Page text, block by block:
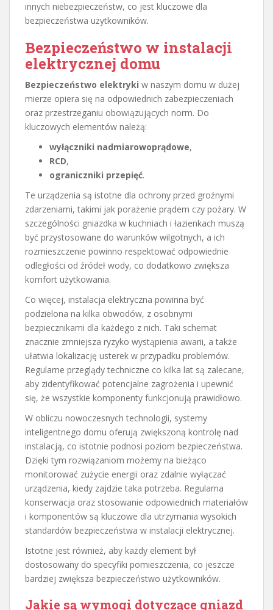
innych niebezpieczeństw, co jest kluczowe dla
bezpieczeństwa użytkowników.
Bezpieczeństwo w instalacji
elektrycznej domu
Bezpieczeństwo elektryki w naszym domu w dużej
mierze opiera się na odpowiednich zabezpieczeniach
oraz przestrzeganiu obowiązujących norm. Do
kluczowych elementów należą:
wyłączniki nadmiarowoprądowe,
RCD,
ograniczniki przepięć.
Te urządzenia są istotne dla ochrony przed groźnymi
zdarzeniami, takimi jak porażenie prądem czy pożary. W
szczególności gniazdka w kuchniach i łazienkach muszą
być przystosowane do warunków wilgotnych, a ich
rozmieszczenie powinno respektować odpowiednie
odległości od źródeł wody, co dodatkowo zwiększa
komfort użytkowania.
Co więcej, instalacja elektryczna powinna być
podzielona na kilka obwodów, z osobnymi
bezpiecznikami dla każdego z nich. Taki schemat
znacznie zmniejsza ryzyko wystąpienia awarii, a także
ułatwia lokalizację usterek w przypadku problemów.
Regularne przeglądy techniczne co kilka lat są zalecane,
aby zidentyfikować potencjalne zagrożenia i upewnić
się, że wszystkie komponenty funkcjonują prawidłowo.
W obliczu nowoczesnych technologii, systemy
inteligentnego domu oferują zwiększoną kontrolę nad
instalacją, co istotnie podnosi poziom bezpieczeństwa.
Dzięki tym rozwiązaniom możemy na bieżąco
monitorować zużycie energii oraz zdalnie wyłączać
urządzenia, kiedy zajdzie taka potrzeba. Regularna
konserwacja oraz stosowanie odpowiednich materiałów
i komponentów są kluczowe dla utrzymania wysokich
standardów bezpieczeństwa w instalacji elektrycznej.
Istotne jest również, aby każdy element był
dostosowany do specyfiki pomieszczenia, co jeszcze
bardziej zwiększa bezpieczeństwo użytkowników.
Jakie są wymogi dotyczące gniazd